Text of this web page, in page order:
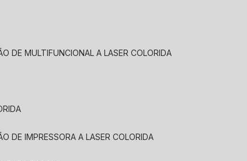
DE MULTIFUNCIONAL A LASER COLORIDA
DE IMPRESSORA A LASER COLORIDA